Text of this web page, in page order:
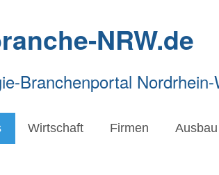
NRW.de
Branchenportal
Wirtschaft Firmen Ausbau